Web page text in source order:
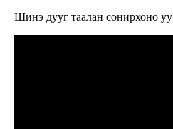
Шинэ дууг таалан сонирхоно уу